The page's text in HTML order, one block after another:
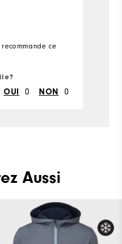
ce
OUI 0 NON 0
Aussi